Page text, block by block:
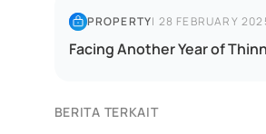
PROPERTY| 28 FEBRUARY
Facing Another Year of
BERITA TERKAIT